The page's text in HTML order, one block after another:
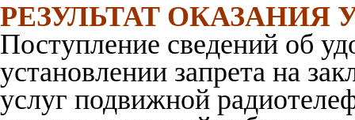
РЕЗУЛЬТАТ ОКАЗАНИЯ
Поступление сведений об
установлении запрета на
услуг подвижной